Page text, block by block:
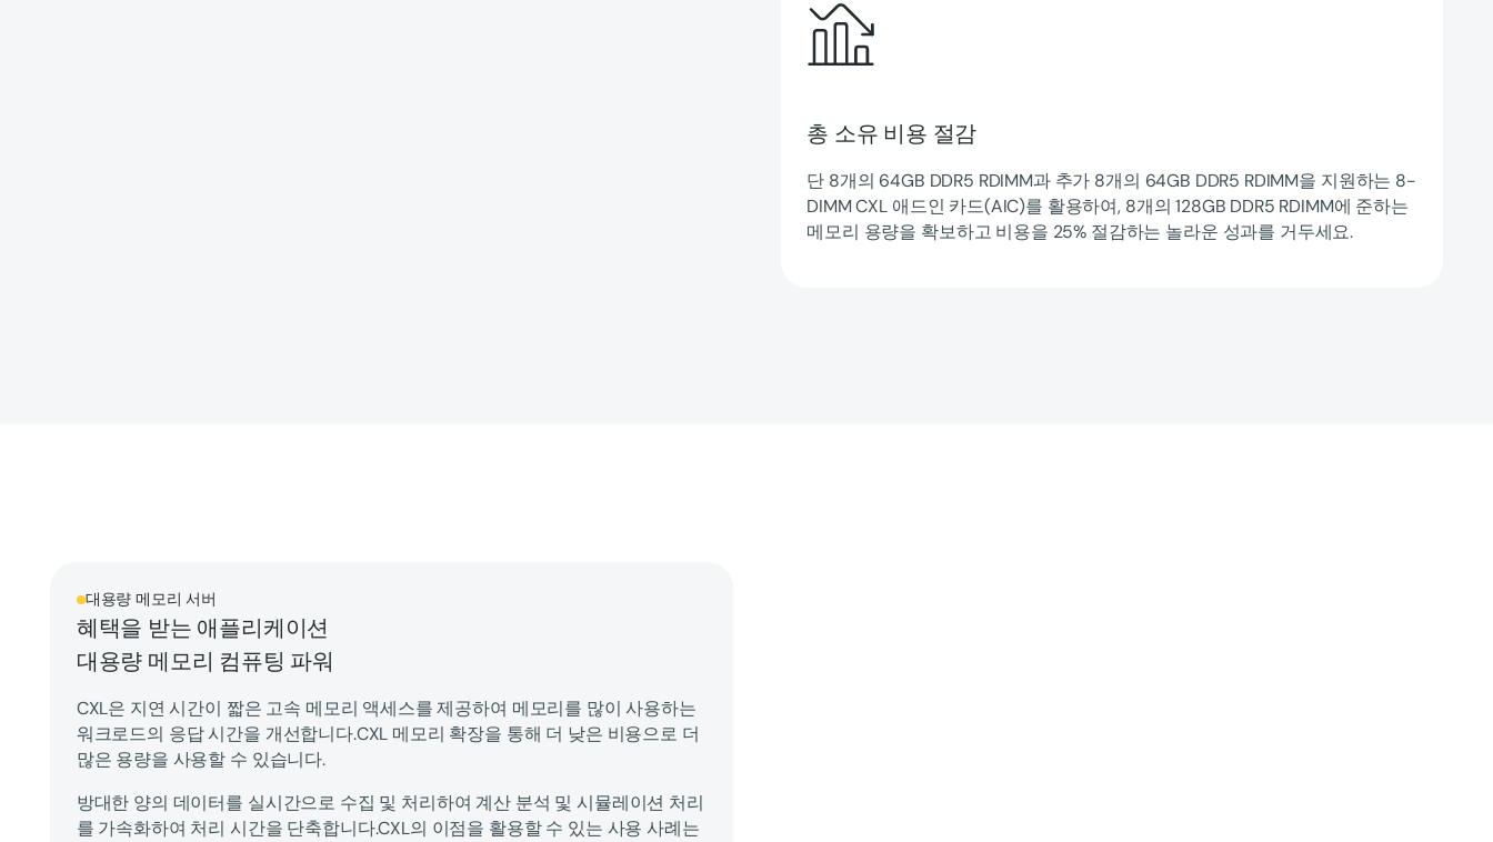
총 소유 비용 절감
단 8개의 64GB DDR5 RDIMM과 추가 8개의 64GB DDR5 RDIMM을 지원하는 8-
DIMM CXL 애드인 카드(AIC)를 활용하여, 8개의 128GB DDR5 RDIMM에 준하는
메모리 용량을 확보하고 비용을 25% 절감하는 놀라운 성과를 거두세요.
대용량 메모리 서버
혜택을 받는 애플리케이션
대용량 메모리 컴퓨팅 파워
CXL은 지연 시간이 짧은 고속 메모리 액세스를 제공하여 메모리를 많이 사용하는
워크로드의 응답 시간을 개선합니다.CXL 메모리 확장을 통해 더 낮은 비용으로 더
많은 용량을 사용할 수 있습니다.
방대한 양의 데이터를 실시간으로 수집 및 처리하여 계산 분석 및 시뮬레이션 처리
를 가속화하여 처리 시간을 단축합니다.CXL의 이점을 활용할 수 있는 사용 사례는